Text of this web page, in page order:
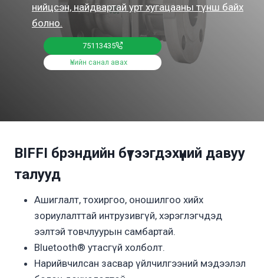
нийцсэн, найдвартай урт хугацааны түнш байх
болно.
75113435
Үнийн санал авах
BIFFI брэндийн бүтээгдэхүүний давуу
талууд
Ашиглалт, тохиргоо, оношилгоо хийх
зориулалттай интрузивгүй, хэрэглэгчдэд
ээлтэй товчлуурын самбартай.
Bluetooth® утасгүй холболт.
Нарийвчилсан засвар үйлчилгээний мэдээлэл